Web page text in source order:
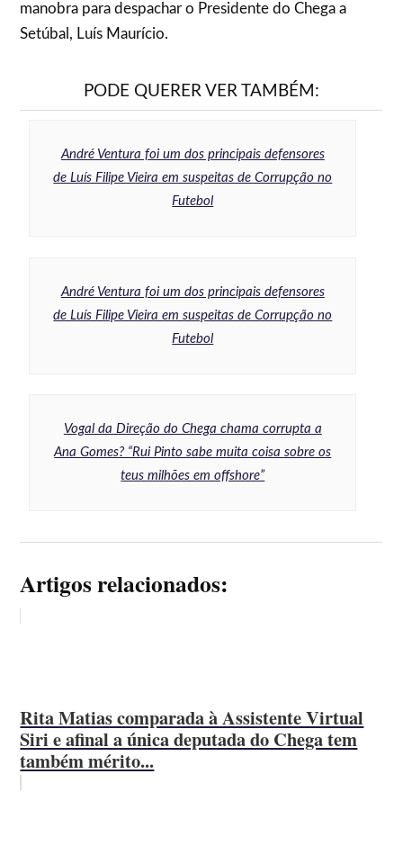
manobra para despachar o Presidente do Chega a
Setúbal, Luís Maurício.
PODE QUERER VER TAMBÉM:
André Ventura foi um dos principais defensores
de Luís Filipe Vieira em suspeitas de Corrupção no
Futebol
André Ventura foi um dos principais defensores
de Luís Filipe Vieira em suspeitas de Corrupção no
Futebol
Vogal da Direção do Chega chama corrupta a
Ana Gomes? “Rui Pinto sabe muita coisa sobre os
teus milhões em offshore”
Artigos relacionados:
Rita Matias comparada à Assistente Virtual
Siri e afinal a única deputada do Chega tem
também mérito...